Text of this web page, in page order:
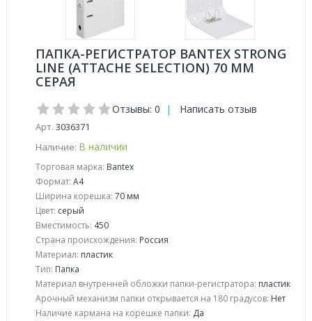
ПАПКА-РЕГИСТРАТОР BANTEX STRONG
LINE (ATTACHE SELECTION) 70 ММ
СЕРАЯ
Отзывы: 0 | Написать отзыв
Арт. 3036371
Наличие: В наличии
Торговая марка: Bantex
Формат: A4
Ширина корешка: 70 мм
Цвет: серый
Вместимость: 450
Страна происхождения: Россия
Материал: пластик
Тип: Папка
Материал внутренней обложки папки-регистратора: пластик
Арочный механизм папки открывается на 180 градусов: Нет
Наличие кармана на корешке папки: Да